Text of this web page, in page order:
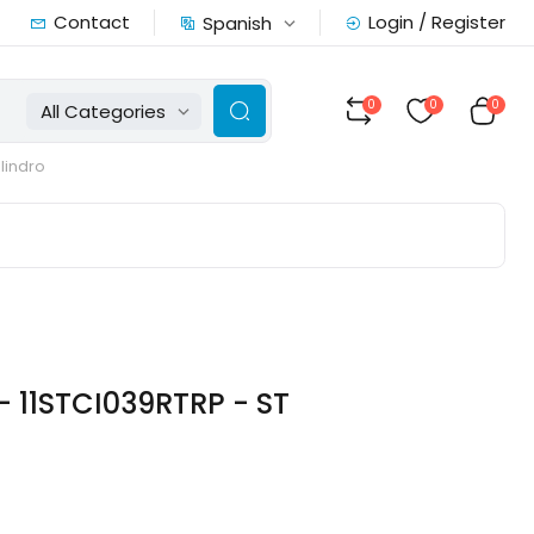
Contact Spanish Login / Register
All Categories 0 0 0
11STCI039RTRP - ST